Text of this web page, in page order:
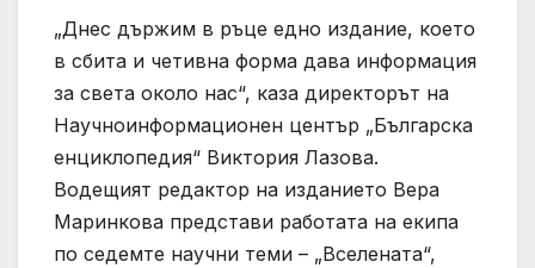
„Днес държим в ръце едно издание, което
в сбита и четивна форма дава информация
за света около нас“, каза директорът на
Научноинформационен център „Българска
енциклопедия“ Виктория Лазова.
Водещият редактор на изданието Вера
Маринкова представи работата на екипа
по седемте научни теми – „Вселената“,